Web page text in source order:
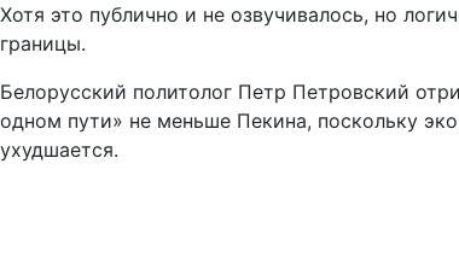
Хотя это публично и не озвучивалось, но
границы.
Белорусский политолог Петр Петровский
одном пути» не меньше Пекина, поскольку
ухудшается.